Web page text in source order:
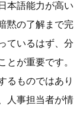
本語能力が高い
黙の了解まで完
ているはず、分
とが重要です。
るものではあり
人事担当者が情